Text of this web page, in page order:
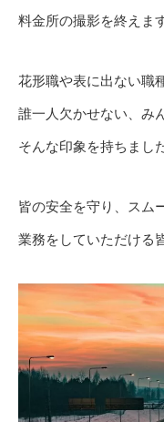
料金所の撮影を終えます
花形職や表に出ない職
誰一人欠かせない、み
そんな印象を持ちまし
皆の安全を守り、スム
業務をしていただける